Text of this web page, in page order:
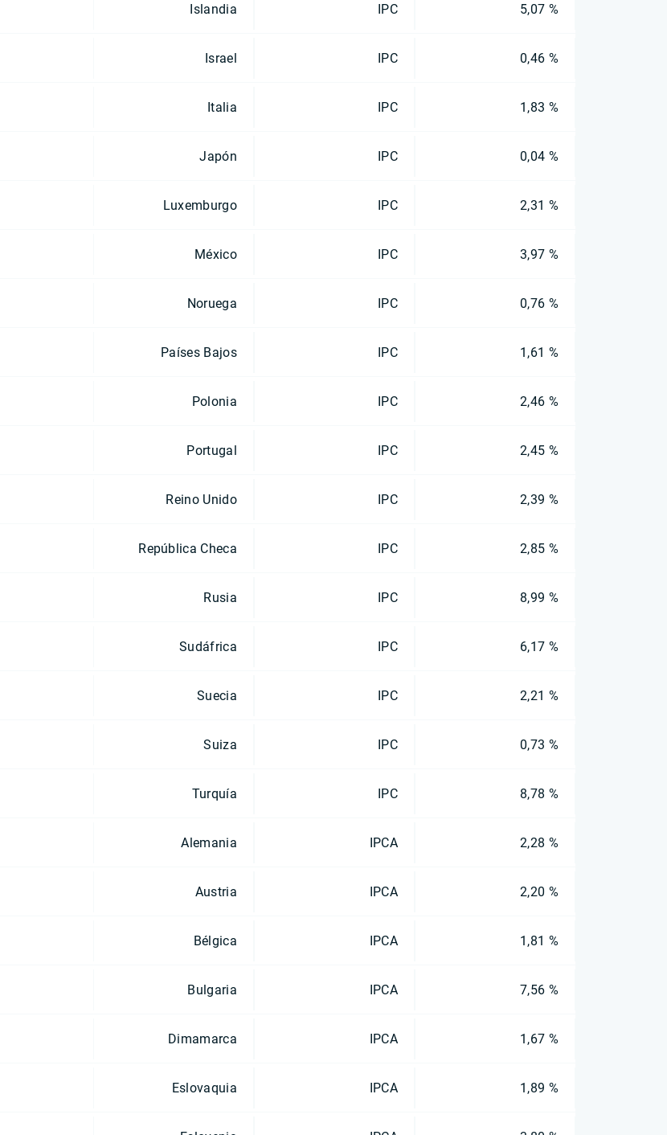
Islandia IPC 5,07 %
Israel IPC 0,46 %
Italia IPC 1,83 %
Japón IPC 0,04 %
Luxemburgo IPC 2,31 %
México IPC 3,97 %
Noruega IPC 0,76 %
Países Bajos IPC 1,61 %
Polonia IPC 2,46 %
Portugal IPC 2,45 %
Reino Unido IPC 2,39 %
República Checa IPC 2,85 %
Rusia IPC 8,99 %
Sudáfrica IPC 6,17 %
Suecia IPC 2,21 %
Suiza IPC 0,73 %
Turquía IPC 8,78 %
Alemania IPCA 2,28 %
Austria IPCA 2,20 %
Bélgica IPCA 1,81 %
Bulgaria IPCA 7,56 %
Dimamarca IPCA 1,67 %
Eslovaquia IPCA 1,89 %